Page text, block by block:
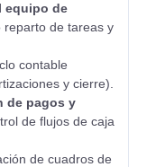
equipo de
reparto de tareas y
contable
y cierre).
de pagos y
de flujos de caja
de cuadros de